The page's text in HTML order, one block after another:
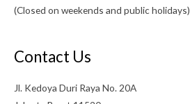
(Closed on weekends and public holidays)
Contact Us
Jl. Kedoya Duri Raya No. 20A